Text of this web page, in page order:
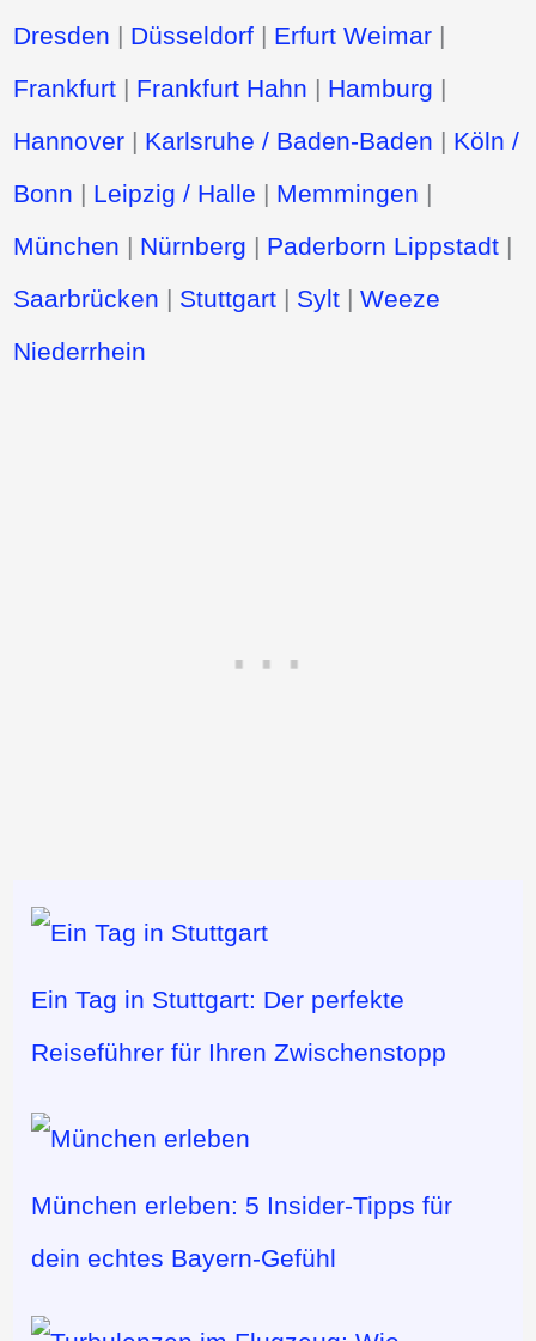
Dresden | Düsseldorf | Erfurt Weimar |
Frankfurt | Frankfurt Hahn | Hamburg |
Hannover | Karlsruhe / Baden-Baden | Köln /
Bonn | Leipzig / Halle | Memmingen |
München | Nürnberg | Paderborn Lippstadt |
Saarbrücken | Stuttgart | Sylt |Weeze
Niederrhein
Ein Tag in Stuttgart: Der perfekte
Reiseführer für Ihren Zwischenstopp
München erleben: 5 Insider-Tipps für
dein echtes Bayern-Gefühl